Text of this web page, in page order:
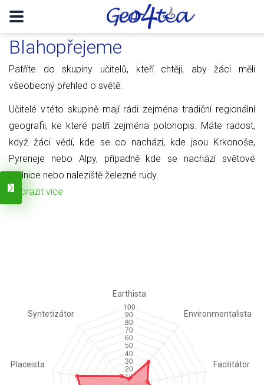
Blahopřejeme
Patříte do skupiny učitelů, kteří chtějí, aby žáci měli
všeobecný přehled o světě.
Učitelé v této skupině mají rádi zejména tradiční regionální
geografii, ke které patří zejména polohopis. Máte radost,
když žáci vědí, kde se co nachází, kde jsou Krkonoše,
Pyreneje nebo Alpy, případně kde se nachází světové
obilnice nebo naleziště železné rudy.
Zobrazit více